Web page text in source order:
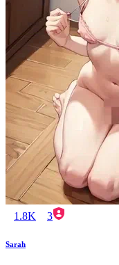
1.8K 3
Sarah